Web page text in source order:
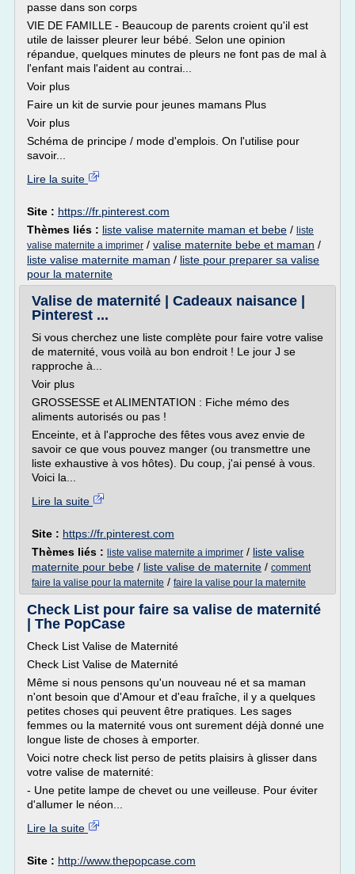
passe dans son corps
VIE DE FAMILLE - Beaucoup de parents croient qu'il est
utile de laisser pleurer leur bébé. Selon une opinion
répandue, quelques minutes de pleurs ne font pas de mal à
l'enfant mais l'aident au contrai...
Voir plus
Faire un kit de survie pour jeunes mamans Plus
Voir plus
Schéma de principe / mode d'emplois. On l'utilise pour
savoir...
Lire la suite
Site : https://fr.pinterest.com
Thèmes liés : liste valise maternite maman et bebe / liste
valise maternite a imprimer / valise maternite bebe et maman /
liste valise maternite maman / liste pour preparer sa valise
pour la maternite
Valise de maternité | Cadeaux naisance |
Pinterest ...
Si vous cherchez une liste complète pour faire votre valise
de maternité, vous voilà au bon endroit ! Le jour J se
rapproche à...
Voir plus
GROSSESSE et ALIMENTATION : Fiche mémo des
aliments autorisés ou pas !
Enceinte, et à l'approche des fêtes vous avez envie de
savoir ce que vous pouvez manger (ou transmettre une
liste exhaustive à vos hôtes). Du coup, j'ai pensé à vous.
Voici la...
Lire la suite
Site : https://fr.pinterest.com
Thèmes liés : liste valise maternite a imprimer / liste valise
maternite pour bebe / liste valise de maternite / comment
faire la valise pour la maternite / faire la valise pour la maternite
Check List pour faire sa valise de maternité
| The PopCase
Check List Valise de Maternité
Check List Valise de Maternité
Même si nous pensons qu'un nouveau né et sa maman
n'ont besoin que d'Amour et d'eau fraîche, il y a quelques
petites choses qui peuvent être pratiques. Les sages
femmes ou la maternité vous ont surement déjà donné une
longue liste de choses à emporter.
Voici notre check list perso de petits plaisirs à glisser dans
votre valise de maternité:
- Une petite lampe de chevet ou une veilleuse. Pour éviter
d'allumer le néon...
Lire la suite
Site : http://www.thepopcase.com